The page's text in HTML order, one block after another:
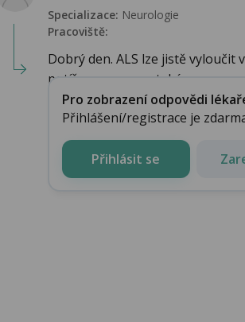
Specializace: Neurologie
Pracoviště:
Dobrý den. ALS lze jistě vyloučit
potíže pro nemoc také n...
Pro zobrazení odpovědi
Přihlášení/registrace je
Přihlásit se